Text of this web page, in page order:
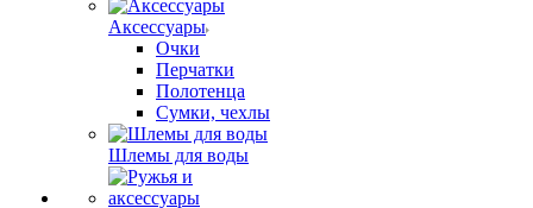
Аксессуары
Очки
Перчатки
Полотенца
Сумки, чехлы
Шлемы для воды